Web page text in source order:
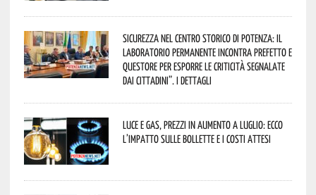
Sicurezza nel Centro Storico di Potenza: il
Laboratorio Permanente incontra Prefetto e
Questore per esporre le criticità segnalate
dai cittadini”. I dettagli
Luce e gas, prezzi in aumento a luglio: ecco
l’impatto sulle bollette e i costi attesi